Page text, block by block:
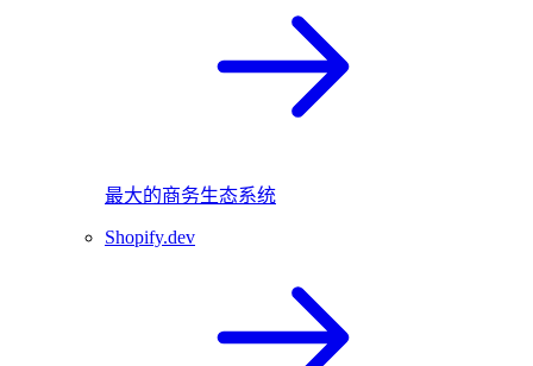
最大的商务生态系统
Shopify.dev